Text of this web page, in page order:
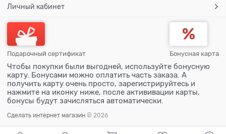
Личный кабинет
Подарочный сертификат Бонусная карта
Чтобы покупки были выгодней, используйте бонусную
карту. Бонусами можно оплатить часть заказа. А
получить карту очень просто, зарегистрируйтесь и
нажмите на иконку ниже, после актививации карты,
бонусы будут зачисляться автоматически.
Сделать интернет магазин © 2026